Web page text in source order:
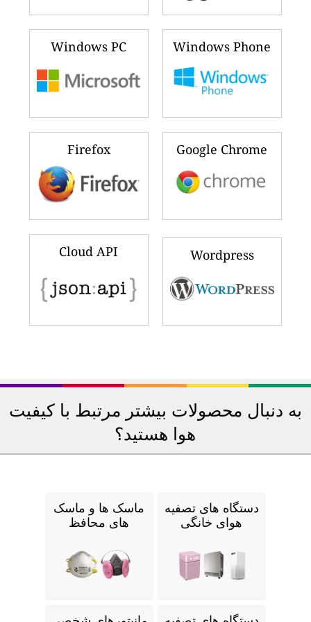
Windows Phone
Windows PC
Google Chrome
Firefox
Wordpress
Cloud API
به دنبال محصولات بیشتر مرتبط با کیفیت
هوا هستید؟
دستگاه های تصفیه
هوای خانگی
ماسک ها و ماسک
های محافظ